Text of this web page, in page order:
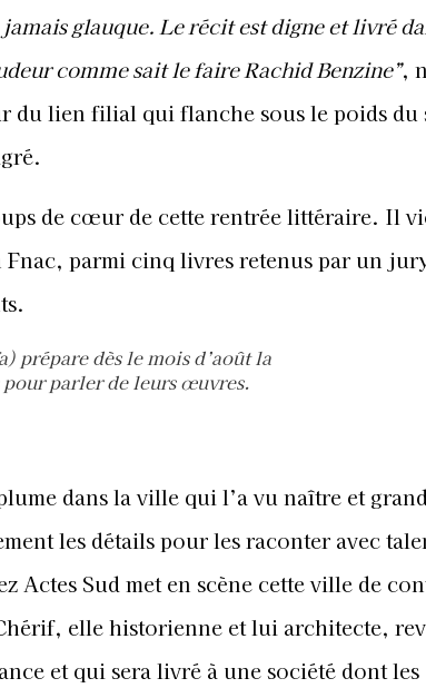
glauque. Le récit est digne et livré
comme sait le faire Rachid Benzine”,
du lien filial qui flanche sous le poids du
de cœur de cette rentrée littéraire. Il
parmi cinq livres retenus par un
prépare dès le mois d’août la
parler de leurs œuvres.
dans la ville qui l’a vu naître et
les détails pour les raconter avec
Actes Sud met en scène cette ville de
elle historienne et lui architecte,
et qui sera livré à une société dont les